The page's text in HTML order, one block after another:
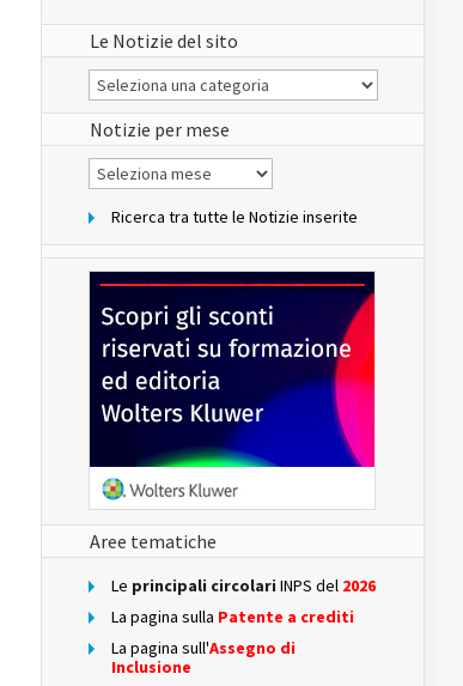
Le Notizie del sito
Le
Notizie
del
sito
Notizie per mese
Notizie
per
Ricerca tra tutte le Notizie inserite
Aree tematiche
Le principali circolari INPS del 2026
La pagina sulla Patente a crediti
La pagina sull'Assegno di
Inclusione